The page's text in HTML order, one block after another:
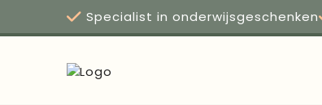
Specialist in onderwijsgeschenken